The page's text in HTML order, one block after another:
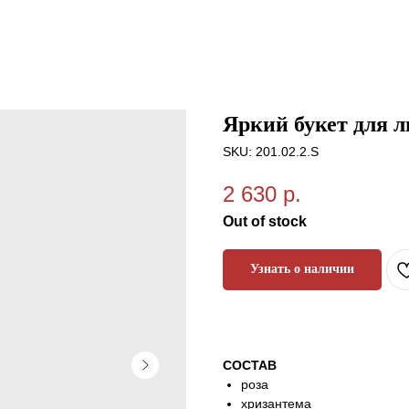
Яркий букет для
SKU: 201.02.2.S
2 630 р.
Out of stock
Узнать о наличии
СОСТАВ
роза
хризантема